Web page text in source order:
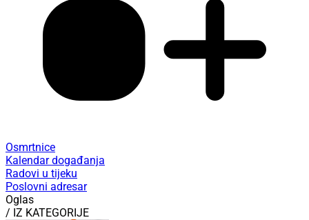
Osmrtnice
Kalendar događanja
Radovi u tijeku
Poslovni adresar
Oglas
/ IZ KATEGORIJE